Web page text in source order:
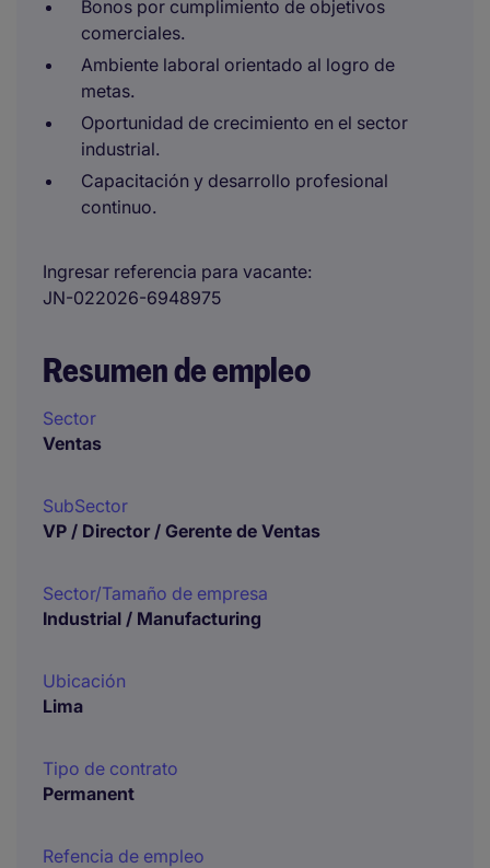
Bonos por cumplimiento de objetivos
comerciales.
Ambiente laboral orientado al logro de
metas.
Oportunidad de crecimiento en el sector
industrial.
Capacitación y desarrollo profesional
continuo.
Ingresar referencia para vacante
JN-022026-6948975
Resumen de empleo
Sector
Ventas
SubSector
VP / Director / Gerente de Ventas
Sector/Tamaño de empresa
Industrial / Manufacturing
Ubicación
Lima
Tipo de contrato
Permanent
Refencia de empleo